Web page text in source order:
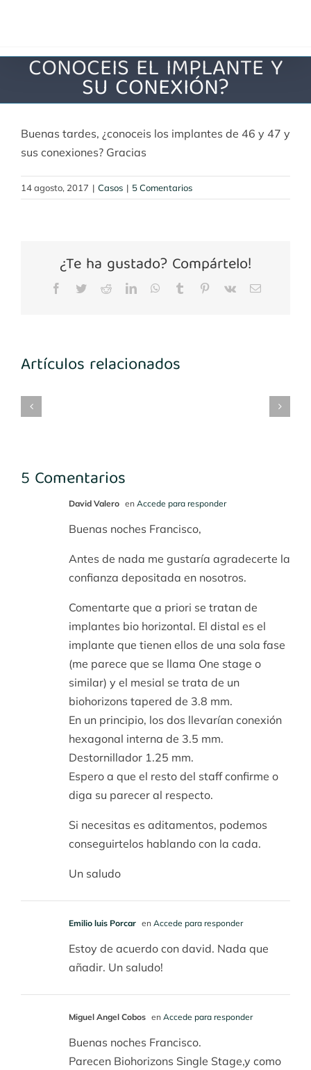
CONOCEIS EL IMPLANTE Y
SU CONEXIÓN?
Buenas tardes, ¿conoceis los implantes de 46 y 47 y
sus conexiones? Gracias
14 agosto, 2017 | Casos | 5 Comentarios
¿Te ha gustado? Compártelo!
Facebook
TwitterRedditLinkedInWhatsApp
Tumblr Pinterest
Vk
Correo
Artículos relacionados
Implantes
5 Comentarios
David Valero en Accede para responder
Buenas noches Francisco,
Antes de nada me gustaría agradecerte la
confianza depositada en nosotros.
Comentarte que a priori se tratan de
implantes bio horizontal. El distal es el
implante que tienen ellos de una sola fase
(me parece que se llama One stage o
similar) y el mesial se trata de un
biohorizons tapered de 3.8 mm.
En un principio, los dos llevarían conexión
hexagonal interna de 3.5 mm.
Destornillador 1.25 mm.
Espero a que el resto del staff confirme o
diga su parecer al respecto.
Si necesitas es aditamentos, podemos
conseguirtelos hablando con la cada.
Un saludo
Emilio luis Porcar en Accede para responder
Estoy de acuerdo con david. Nada que
añadir. Un saludo!
Miguel Angel Cobos en Accede para responder
Buenas noches Francisco.
Parecen Biohorizons Single Stage,y como